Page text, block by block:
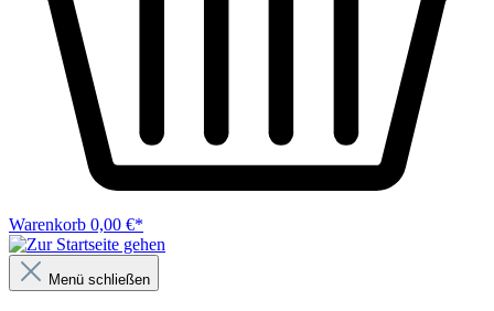
Warenkorb 0,00 €*
Menü schließen